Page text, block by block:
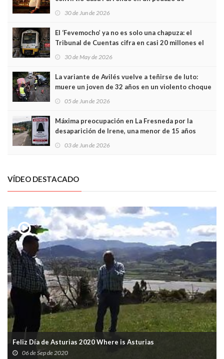
Asturias en Madrid
30 de Jun de 2026
El ‘Fevemocho’ ya no es solo una chapuza: el
Tribunal de Cuentas cifra en casi 20 millones el
sobrecoste de los trenes que no cabían por los
30 de May de 2026
La variante de Avilés vuelve a teñirse de luto:
muere un joven de 32 años en un violento choque
frontal
05 de Jun de 2026
Máxima preocupación en La Fresneda por la
desaparición de Irene, una menor de 15 años
03 de Jun de 2026
VÍDEO DESTACADO
Feliz Día de Asturias 2020 Where is Asturias
06 de Sep de 2020